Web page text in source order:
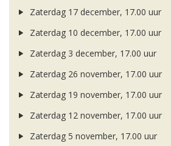
Zaterdag 17 december, 17.00 uur
Zaterdag 10 december, 17.00 uur
Zaterdag 3 december, 17.00 uur
Zaterdag 26 november, 17.00 uur
Zaterdag 19 november, 17.00 uur
Zaterdag 12 november, 17.00 uur
Zaterdag 5 november, 17.00 uur